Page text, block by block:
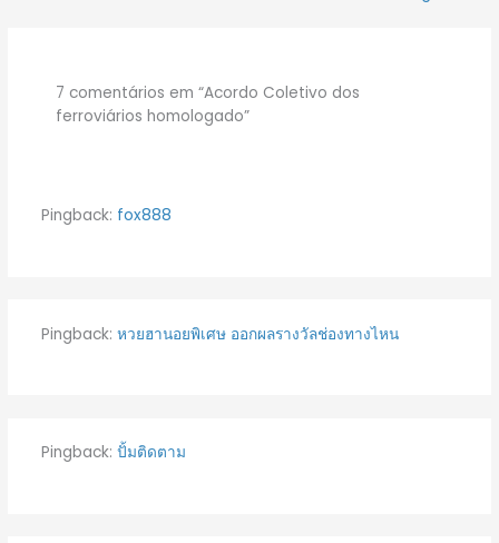
7 comentários em “Acordo Coletivo dos
ferroviários homologado”
Pingback: fox888
Pingback: หวยฮานอยพิเศษ ออกผลรางวัลช่องทางไหน
Pingback: ปั้มติดตาม